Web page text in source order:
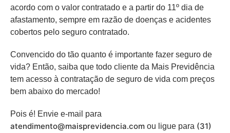
acordo com o valor contratado e a partir do 11º dia de
afastamento, sempre em razão de doenças e acidentes
cobertos pelo seguro contratado.
Convencido do tão quanto é importante fazer seguro de
vida? Então, saiba que todo cliente da Mais Previdência
tem acesso à contratação de seguro de vida com preços
bem abaixo do mercado!
Pois é! Envie e-mail para
atendimento@maisprevidencia.com ou ligue para (31)